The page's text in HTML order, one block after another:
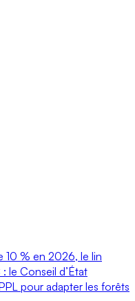
10 % en 2026, le lin
le Conseil d’État
pour adapter les forêts